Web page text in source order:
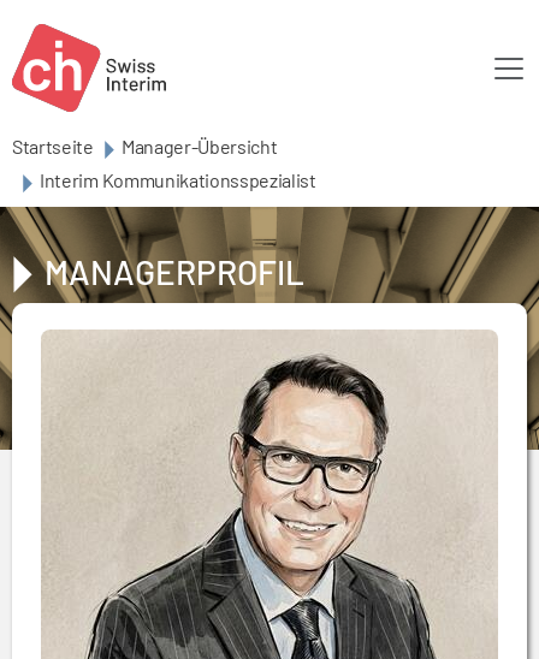
Startseite
Manager-Übersicht
Interim Kommunikationsspezialist
MANAGERPROFIL